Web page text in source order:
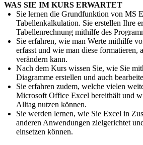
WAS SIE IM KURS ERWARTET
Sie lernen die Grundfunktion von MS
Tabellenkalkulation. Sie erstellen Ihre
Tabellenrechnung mithilfe des
Sie erfahren, wie man Werte mithilfe
erfasst und wie man diese formatieren,
verändern kann.
Nach dem Kurs wissen Sie, wie Sie
Diagramme erstellen und auch
Sie erfahren zudem, welche vielen
Microsoft Office Excel bereithält und
Alltag nutzen können.
Sie werden lernen, wie Sie Excel in
anderen Anwendungen zielgerichtet
einsetzen können.